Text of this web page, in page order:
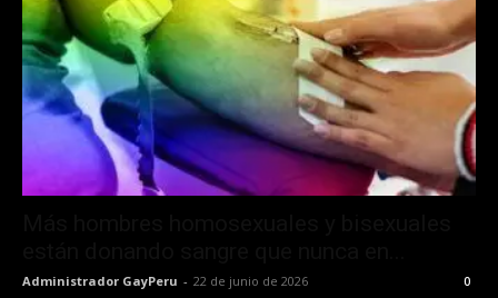
Administrador GayPeru - 22 de junio de 2026 0